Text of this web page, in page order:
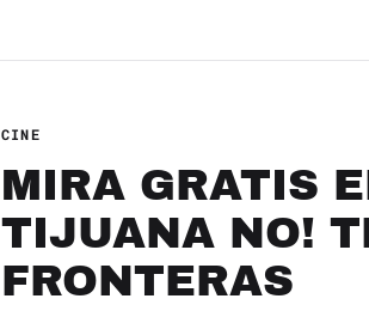
CINE
MIRA GRATIS
TIJUANA NO!
FRONTERAS